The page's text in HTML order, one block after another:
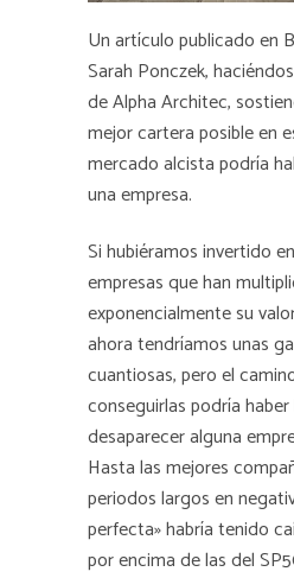
Un artículo publicado en
Sarah Ponczek,
de Alpha Architec,
mejor cartera posible en
mercado alcista podría
una empresa.
Si hubiéramos invertido
empresas que han
exponencialmente su
ahora tendríamos unas
cuantiosas, pero el
conseguirlas podría
desaparecer alguna
Hasta las mejores
periodos largos en
perfecta» habría tenido
por encima de las del